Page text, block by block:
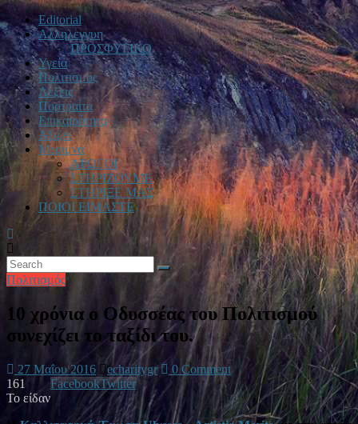
Editorial
Αλληλεγγυη
ΠΡΟΣΦΥΓΙΚΟ
Υγεία
Πολιτισμος
Λεξεις
Πορτραίτα
Επικαιρότητα
Αξιζει
Μεριμνα
ΑΡΩΓΟΙ
ΣΤΗΡΙΖΟΥΜΕ
ΣΤΗΡΙΞΕ ΜΑΣ
ΠΟΙΟΙ ΕΙΜΑΣΤΕ
Πολιτισμός
10 χρόνια ο Οδυσσέας του Πολιτισμού
συνεχίζει το ταξίδι του.
27 Μαΐου 2016 echaritygr
0 Comment
161
Το είδαν
FacebookTwitter